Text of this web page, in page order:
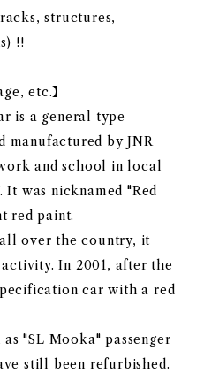
structures,
!!
etc.】
is a general type
manufactured by JNR
and school in local
It was nicknamed "Red
red paint.
over the country, it
In 2001, after the
car with a red
"SL Mooka" passenger
still been refurbished.